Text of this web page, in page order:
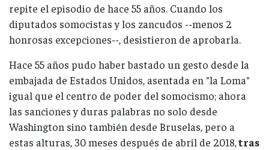
repite el episodio de hace 55 años. Cuando los
diputados somocistas y los zancudos --menos 2
honrosas excepciones--, desistieron de aprobarla.
Hace 55 años pudo haber bastado un gesto desde la
embajada de Estados Unidos, asentada en "la Loma"
igual que el centro de poder del somocismo; ahora
las sanciones y duras palabras no solo desde
Washington sino también desde Bruselas, pero a
estas alturas, 30 meses después de abril de 2018,tras